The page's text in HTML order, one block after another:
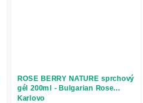
ROSE BERRY NATURE sprchový
gél 200ml - Bulgarian Rose
Karlovo